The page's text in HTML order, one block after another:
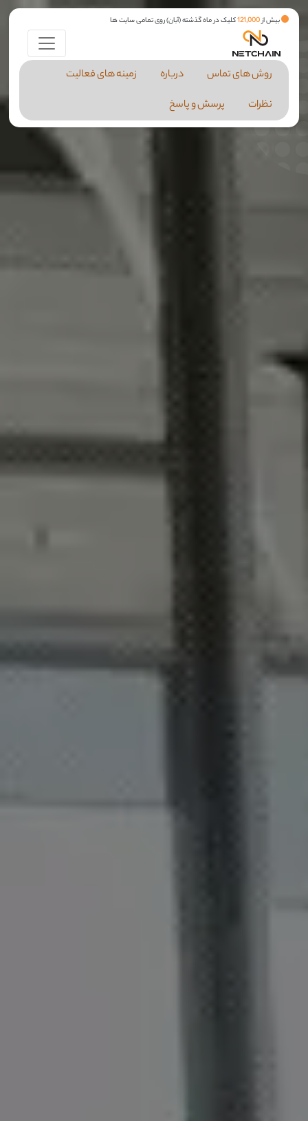
بیش از121,000کلیک در ماه گذشته (آبان) روی تمامی سایت ها
روش های تماس درباره
زمینه های فعالیت
نظرات
پرسش و پاسخ